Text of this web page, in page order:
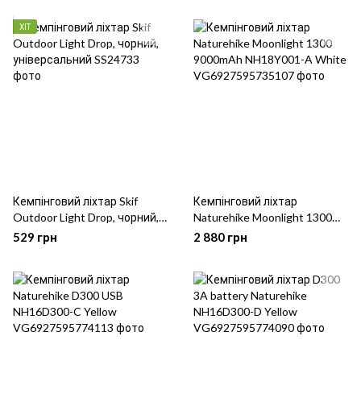
ХІТ
Кемпінговий ліхтар Skif
Outdoor Light Drop, чорний,
універсальний
529 грн
Кемпінговий ліхтар
Naturehike Moonlight 1300
9000mAh NH18Y001-A White
2 880 грн